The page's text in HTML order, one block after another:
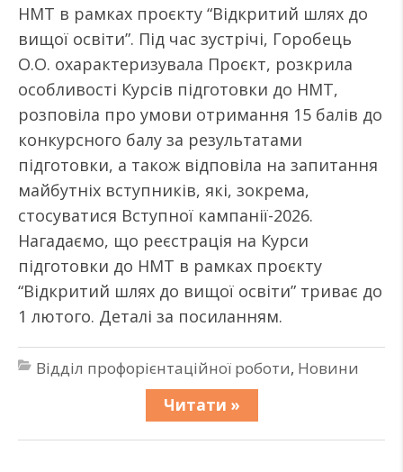
НМТ в рамках проєкту “Відкритий шлях до
вищої освіти”. Під час зустрічі, Горобець
О.О. охарактеризувала Проєкт, розкрила
особливості Курсів підготовки до НМТ,
розповіла про умови отримання 15 балів до
конкурсного балу за результатами
підготовки, а також відповіла на запитання
майбутніх вступників, які, зокрема,
стосуватися Вступної кампанії-2026.
Нагадаємо, що реєстрація на Курси
підготовки до НМТ в рамках проєкту
“Відкритий шлях до вищої освіти” триває до
1 лютого. Деталі за посиланням.
Відділ профорієнтаційної роботи, Новини
Читати »